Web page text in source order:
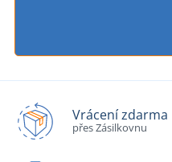
Vrácení zdarma
přes Zásilkovnu